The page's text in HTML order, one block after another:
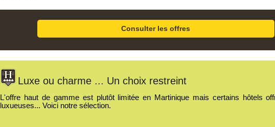
Consulter les offres
Luxe ou charme ... Un choix restreint
L'offre haut de gamme est plutôt limitée en Martinique mais certains hôtels
luxueuses... Voici notre sélection.